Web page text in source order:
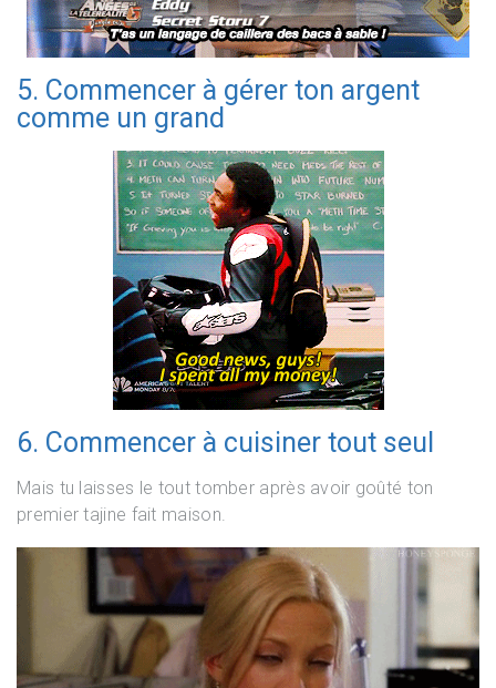
5. Commencer à gérer ton argent
comme un grand
6. Commencer à cuisiner tout seul
Mais tu laisses le tout tomber après avoir goûté ton
premier tajine fait maison.